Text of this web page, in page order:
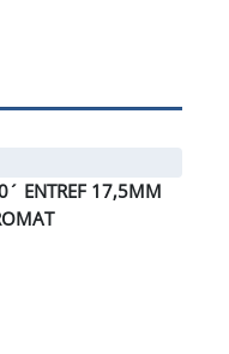
ENTREF 17,5MM